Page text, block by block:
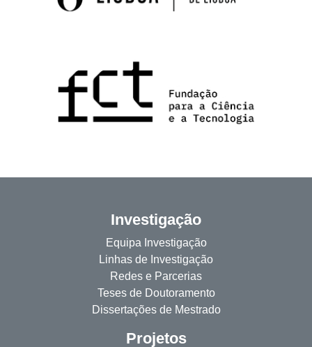
Investigação
Equipa Investigação
Linhas de Investigação
Redes e Parcerias
Teses de Doutoramento
Dissertações de Mestrado
Projetos